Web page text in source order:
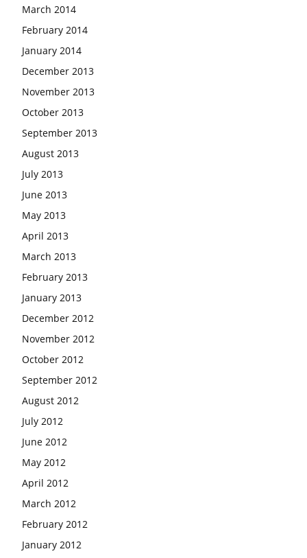
March 2014
February 2014
January 2014
December 2013
November 2013
October 2013
September 2013
August 2013
July 2013
June 2013
May 2013
April 2013
March 2013
February 2013
January 2013
December 2012
November 2012
October 2012
September 2012
August 2012
July 2012
June 2012
May 2012
April 2012
March 2012
February 2012
January 2012